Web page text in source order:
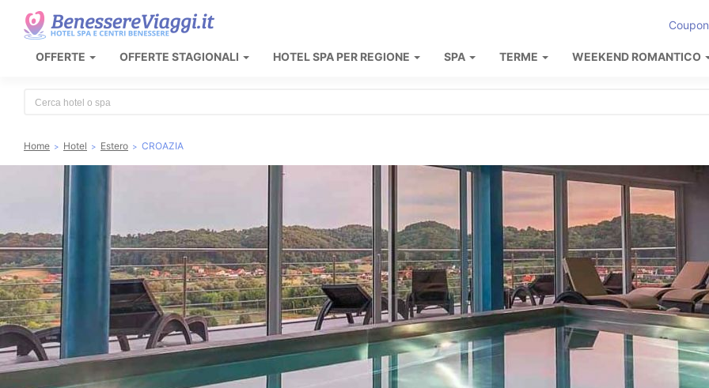
OFFERTE OFFERTE STAGIONALI HOTEL SPA PER REGIONE SPA TERME WEEKEND ROMANTICO
Home Hotel Estero CROAZIA